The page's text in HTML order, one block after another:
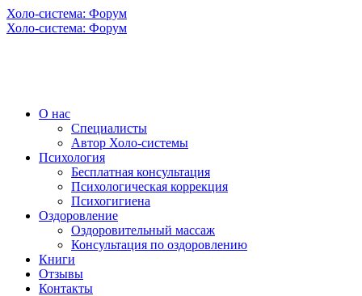
Холо-система: Форум
Холо-система: Форум
О нас
Специалисты
Автор Холо-системы
Психология
Бесплатная консультация
Психологическая коррекция
Психогигиена
Оздоровление
Оздоровительный массаж
Консультация по оздоровлению
Книги
Отзывы
Контакты